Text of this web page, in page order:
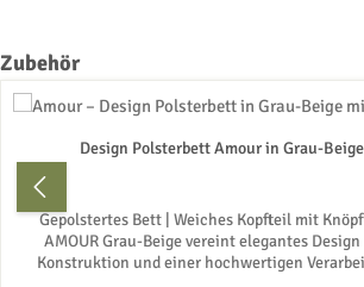
Skip product gallery
Zubehör
Design Polsterbett Amour in Grau-
Gepolstertes Bett | Weiches Kopfteil mit Knöpfen Das
AMOUR Grau-Beige vereint elegantes
Konstruktion und einer hochwertigen